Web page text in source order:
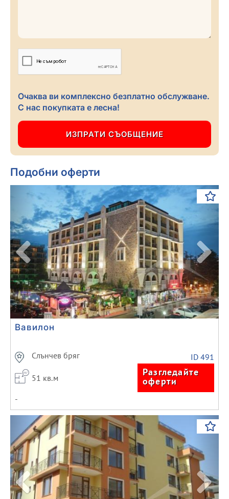
Очаква ви комплексно безплатно обслужване.
С нас покупката е лесна!
Подобни оферти
Previous Next
Вавилон
Слънчев бряг ID 491
51 кв.м Разгледайте
оферти
-
Previous Next